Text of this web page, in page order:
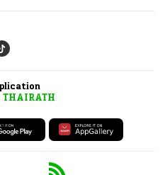
THAIRATH